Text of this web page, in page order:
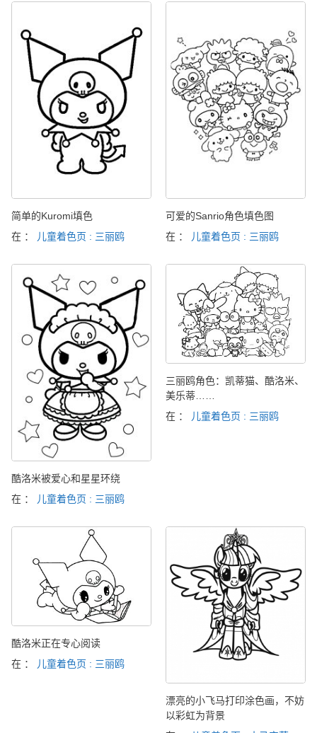
简单的Kuromi填色
在 ：
儿童着色页 : 三丽鸥
可爱的Sanrio角色填色图
在 ：
儿童着色页 : 三丽鸥
酷洛米被爱心和星星环绕
在 ：
儿童着色页 : 三丽鸥
三丽鸥角色：凯蒂猫、酷洛米、
美乐蒂……
在 ：
儿童着色页 : 三丽鸥
酷洛米正在专心阅读
在 ：
儿童着色页 : 三丽鸥
漂亮的小飞马打印涂色画，不妨
以彩虹为背景